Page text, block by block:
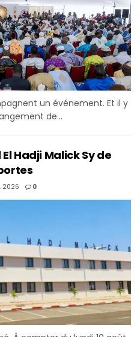
un événement. Et il y
de...
Hadji Malick Sy de
2026 0